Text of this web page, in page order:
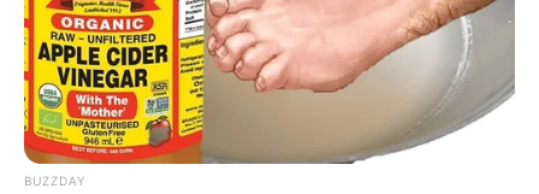
BUZZDAY